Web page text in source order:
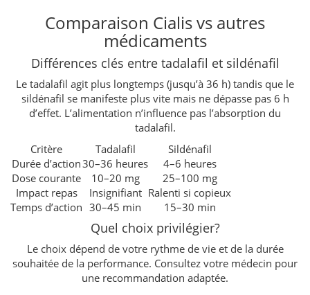
Comparaison Cialis vs autres
médicaments
Différences clés entre tadalafil et sildénafil
Le tadalafil agit plus longtemps (jusqu’à 36 h) tandis que le
sildénafil se manifeste plus vite mais ne dépasse pas 6 h
d’effet. L’alimentation n’influence pas l’absorption du
tadalafil.
Critère
Tadalafil
Sildénafil
Durée d’action30–36 heures
4–6 heures
Dose courante
10–20 mg
25–100 mg
Impact repas
Insignifiant Ralenti si copieux
Temps d’action 30–45 min 15–30 min
Quel choix privilégier?
Le choix dépend de votre rythme de vie et de la durée
souhaitée de la performance. Consultez votre médecin pour
une recommandation adaptée.